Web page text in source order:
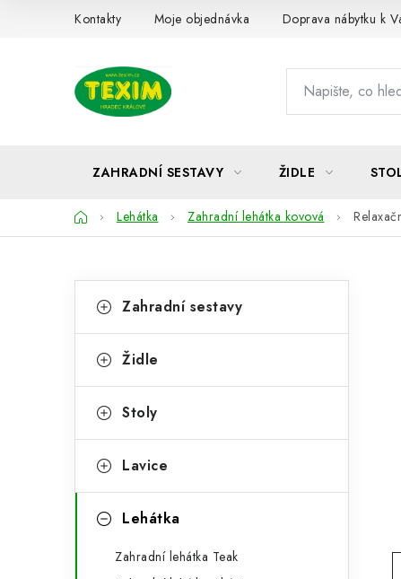
Kontakty Moje objednávka Doprava nábytku k
ZAHRADNÍ SESTAVY ŽIDLE
DomůLehátka Zahradní lehátka kovová
o
t
r
n
kategorie
a
e
o
i
Zahradní sestavy
Židle
Stoly
Lavice
Lehátka
Zahradní lehátka Teak